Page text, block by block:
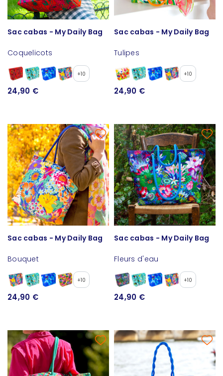
Sac cabas - My Daily Bag
Coquelicots
+10
24,90 €
Sac cabas - My Daily Bag
Tulipes
+10
24,90 €
Sac cabas - My Daily Bag
Bouquet
+10
24,90 €
Sac cabas - My Daily Bag
Fleurs d'eau
+10
24,90 €